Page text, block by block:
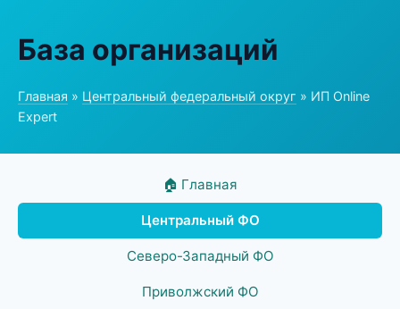
База организаций
Главная » Центральный федеральный округ » ИП Online
Expert
🏠 Главная
Центральный ФО
Северо-Западный ФО
Приволжский ФО